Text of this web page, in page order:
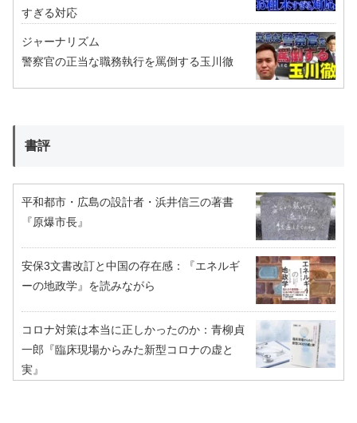
すぎる対応
ジャーナリズム
警察官の正当な職務執行を罵倒する玉川徹
書評
平和都市・広島の設計者・浜井信三の著書
『原爆市長』
安保3文書改訂と中国の存在感：『エネルギ
ーの地政学』を読みながら
コロナ対策は本当に正しかったのか：青柳貞
一郎『臨床現場からみた新型コロナの虚と
実』